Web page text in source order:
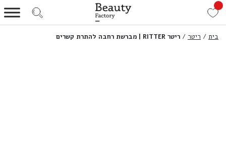
בית / ריטר / ריטר RITTER | מברשת רחבה להתרת קשרים